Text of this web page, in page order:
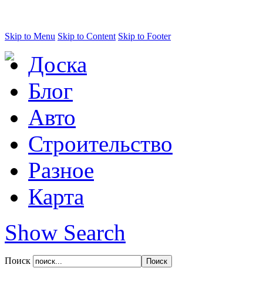
Skip to Menu Skip to Content Skip to Footer
Доска
Блог
Авто
Строительство
Разное
Карта
Show Search
Поиск